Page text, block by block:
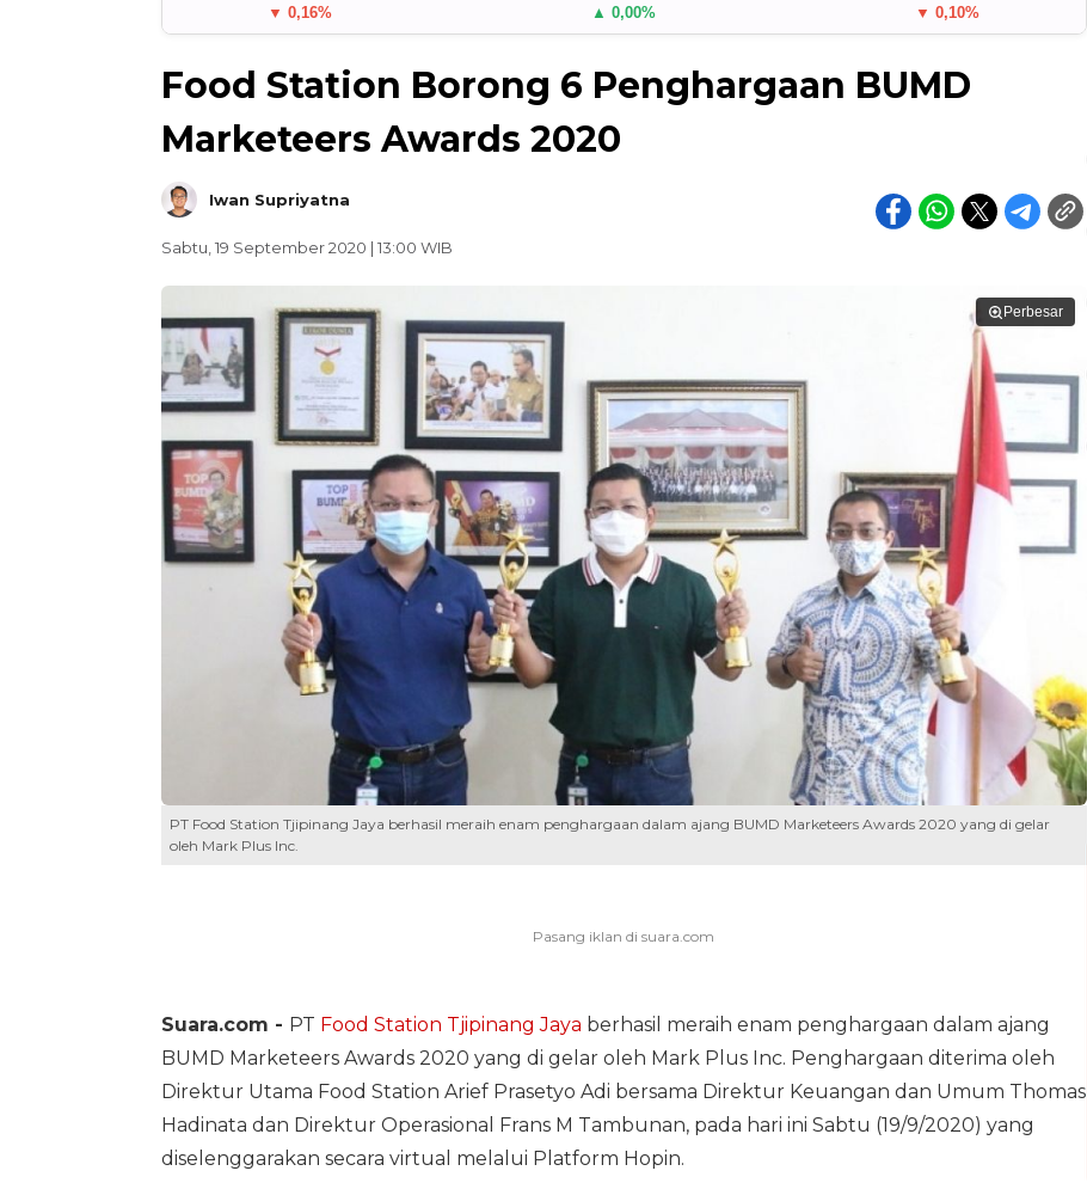
▼ 0,16% ▲ 0,00% ▼ 0,10%
Food Station Borong 6 Penghargaan BUMD
Marketeers Awards 2020
Iwan Supriyatna
Sabtu, 19 September 2020 | 13:00 WIB
Perbesar
PT Food Station Tjipinang Jaya berhasil meraih enam penghargaan dalam ajang BUMD Marketeers Awards 2020 yang di gelar
oleh Mark Plus Inc.
Suara.com - PT Food Station Tjipinang Jaya berhasil meraih enam penghargaan dalam ajang
BUMD Marketeers Awards 2020 yang di gelar oleh Mark Plus Inc. Penghargaan diterima oleh
Direktur Utama Food Station Arief Prasetyo Adi bersama Direktur Keuangan dan Umum Thomas
Hadinata dan Direktur Operasional Frans M Tambunan, pada hari ini Sabtu (19/9/2020) yang
diselenggarakan secara virtual melalui Platform Hopin.